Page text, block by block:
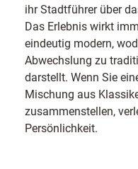
ihr Stadtführer über
Das Erlebnis wirkt
eindeutig modern,
Abwechslung zu
darstellt. Wenn Sie
Mischung aus
zusammenstellen,
Persönlichkeit.